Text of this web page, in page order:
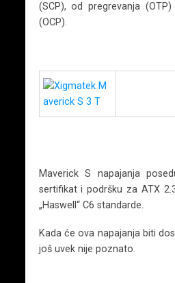
(SCP), od pregrevanja
(OCP).
Maverick S napajanja
sertifikat i podršku za ATX
„Haswell“ C6 standarde.
Kada će ova napajanja biti
još uvek nije poznato.